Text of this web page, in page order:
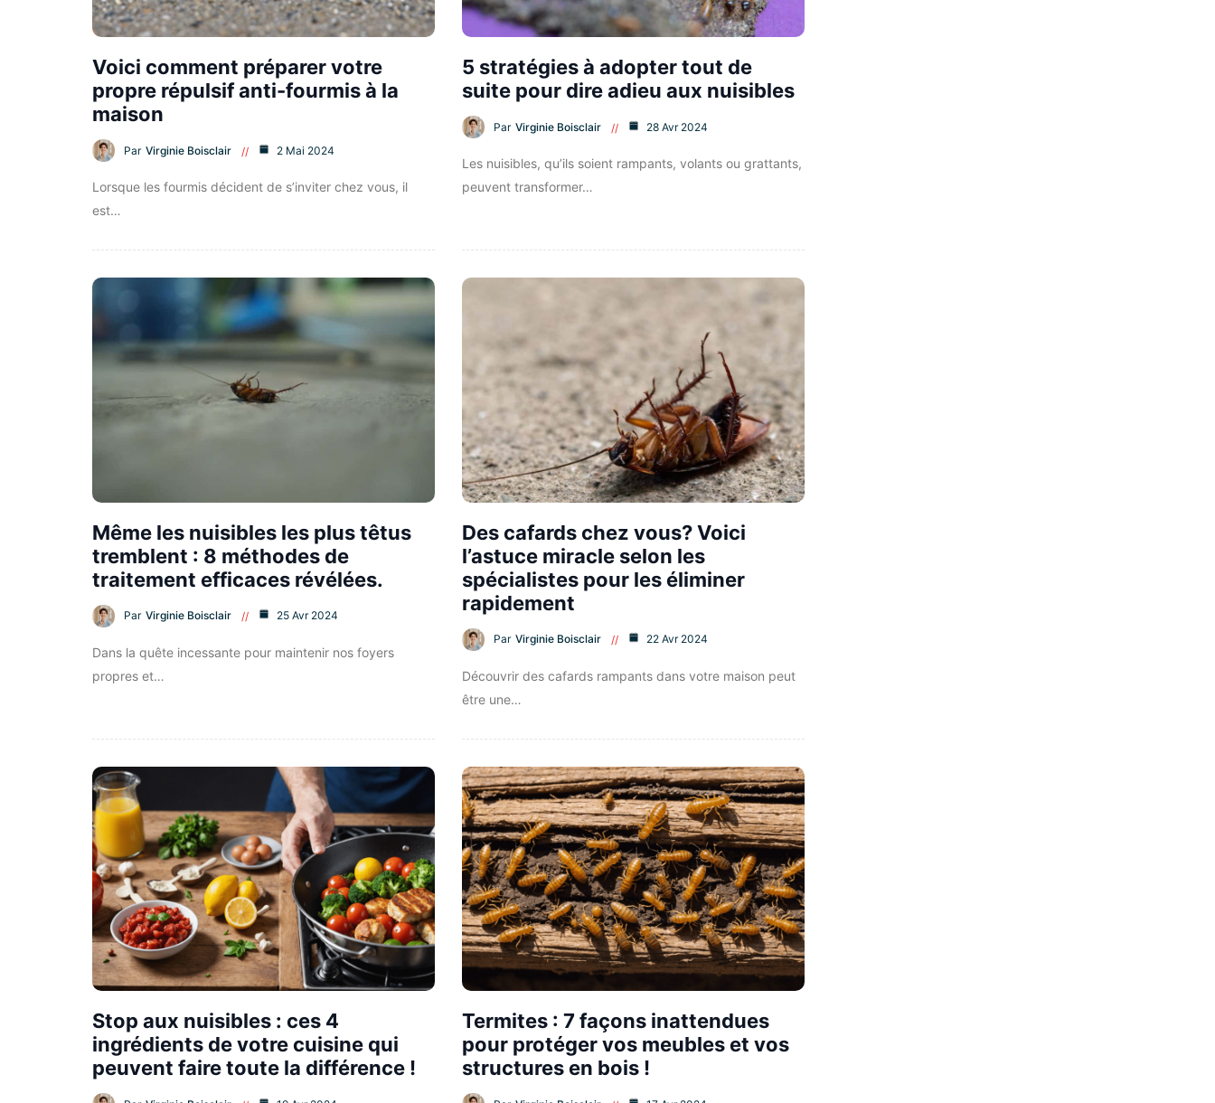
Voici comment préparer votre
propre répulsif anti-fourmis à la
maison
Par Virginie Boisclair 2 Mai 2024
Lorsque les fourmis décident de s’inviter chez vous, il
est…
5 stratégies à adopter tout de
suite pour dire adieu aux nuisibles
Par Virginie Boisclair 28 Avr 2024
Les nuisibles, qu’ils soient rampants, volants ou grattants,
peuvent transformer…
Même les nuisibles les plus têtus
tremblent : 8 méthodes de
traitement efficaces révélées.
Par Virginie Boisclair 25 Avr 2024
Dans la quête incessante pour maintenir nos foyers
propres et…
Des cafards chez vous? Voici
l’astuce miracle selon les
spécialistes pour les éliminer
rapidement
Par Virginie Boisclair 22 Avr 2024
Découvrir des cafards rampants dans votre maison peut
être une…
Stop aux nuisibles : ces 4
ingrédients de votre cuisine qui
peuvent faire toute la différence !
Termites : 7 façons inattendues
pour protéger vos meubles et vos
structures en bois !